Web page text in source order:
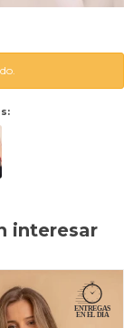
interesar